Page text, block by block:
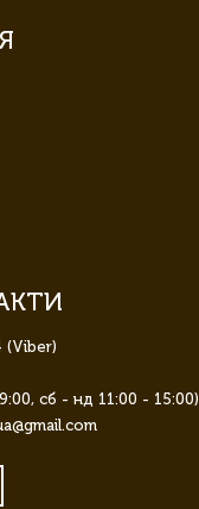
(Viber)
сб - нд 11:00 - 15:00)